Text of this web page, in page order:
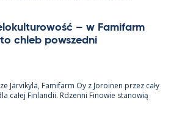
– w Fa­mi­farm
ch­leb powszedni
Jär­vi­kylä, Fa­mi­farm Oy z Jo­roi­nen przez cały
całej Fin­lan­dii. Rdzenni Fi­nowie sta­nowią